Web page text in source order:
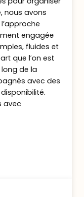
de l’aube,
encore actifs.
petit déjeuner
la
scènes de
observer aux
Nyiro.
dans le
nous avons
engagée
fluides et
que l’on est
de la
avec des
avec